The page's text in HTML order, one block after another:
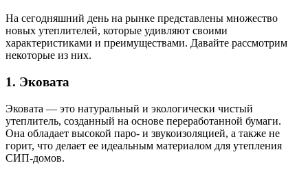
На сегодняшний день на рынке представлены множество
новых утеплителей, которые удивляют своими
характеристиками и преимуществами. Давайте рассмотрим
некоторые из них.
1. Эковата
Эковата — это натуральный и экологически чистый
утеплитель, созданный на основе переработанной бумаги.
Она обладает высокой паро- и звукоизоляцией, а также не
горит, что делает ее идеальным материалом для утепления
СИП-домов.